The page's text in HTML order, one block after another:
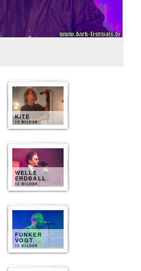
KITE
12 BILDER
WELLE
ERDBALL
12 BILDER
FUNKER
VOGT
10 BILDER